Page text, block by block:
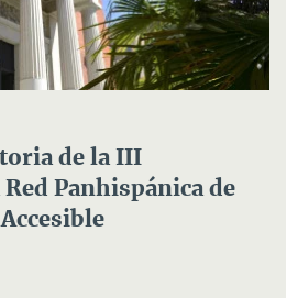
de la III
Panhispánica de